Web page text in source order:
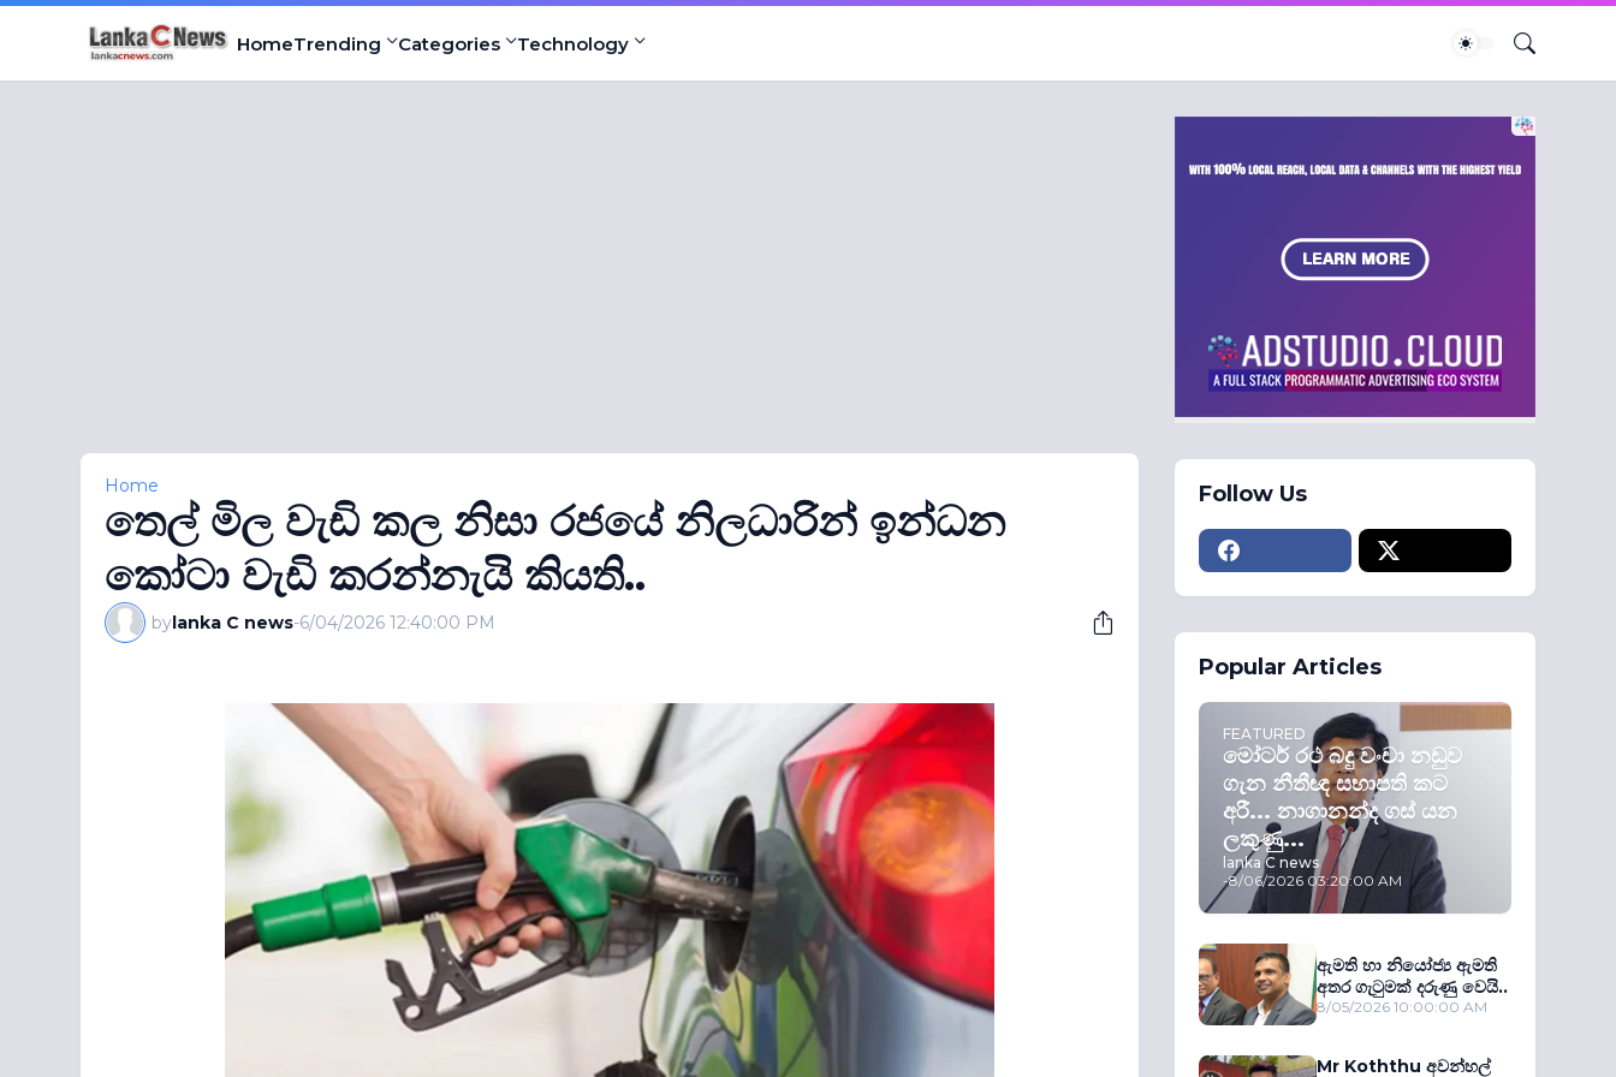
HomeTrending Categories Technology
Home
තෙල් මිල වැඩි කල නිසා රජයේ නිලධාරින් ඉන්ධන
කෝටා වැඩි කරන්නැයි කියති..
bylanka C news-6/04/2026 12:40:00 PM
Follow Us
Popular Articles
FEATURED
මෝටර් රථ බදු වංචා නඩුව
ගැන නීතීඥ සභාපති කට
අරී... නාගානන්ද ගස් යන
ලකුණු...
lanka C news
-8/06/2026 03:20:00 AM
ඇමති හා නියෝජ්‍ය ඇමති
අතර ගැටුමක් දරුණු වෙයි..
8/05/2026 10:00:00 AM
Mr Koththu අවන්හල්